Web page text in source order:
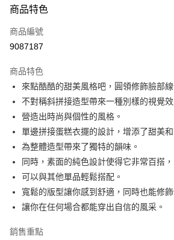
大哥付你分期
【大哥付你分期使用說明】
1.本服務由台灣大哥大提供，台灣大哥大用戶可立
流程，驗證手機門號後，選擇欲分期的期數、繳款
成交易。
3.實際核准額度、可分期數及費用金額請依後續交
4.訂單成立30分鐘內，如未前往確認交易或遇審核
法說明評估內容。
【繳款方式說明】
1.分期款項不併入電信帳單，「大哥付你分期」於
醒簡訊。
2.透過簡訊連結打開帳單後，可選擇「超商條碼／
帳／街口支付／iPASS MONEY」等通路繳費。
【注意事項】
1.本服務係由「台灣大哥大股份有限公司」（以下
買賣價金債權讓與本公司後，依約使用本公司帳單
AFTEE先享後付
【關於「AFTEE先享後付」】
AFTEE先享後付是「在收到商品之後才付款」的
便利好安心！
１．簡單：不需註冊會員、不需綁卡、不需儲值。
２．便利：只要手機號碼，簡訊認證，即可結帳。
３．安心：先確認商品／服務後，再付款。
【「AFTEE先享後付」結帳流程】
１．於結帳方式選擇「AFTEE先享後付」後，將
２．訂單成立數日內，您將收到繳費通知簡訊。
３．收到繳費通知簡訊後14天內，點擊此簡訊中
ATM／網路銀行／等多元方式進行付款，方視為交
※ 請注意：結帳手續完成當下不需立刻繳費，但
後付繳納相關費用。
ATM付款
全家取貨付款
每筆NT$70，滿NT$699(含以上)免運費
付款後全家取貨
7-11取貨付款
商品特色
商品編號
9087187
商品特色
來點酷酷的甜美風格吧，圓領修飾臉部線
不對稱斜拼接造型帶來一種別樣的視覺效
營造出時尚與個性的風格。
單邊拼接蛋糕衣擺的設計，增添了甜美和
為整體造型帶來了獨特的韻味。
同時，素面的純色設計使得它非常百搭，
可以與其他單品輕鬆搭配。
寬鬆的版型讓你感到舒適，同時也能修飾
讓你在任何場合都能穿出自信的風采。
銷售重點